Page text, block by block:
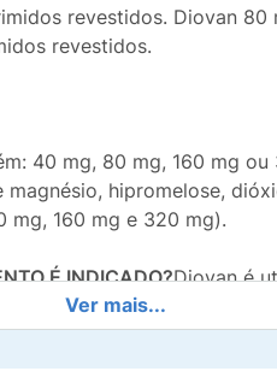
revestidos. Diovan
revestidos.
40 mg, 80 mg, 160 mg
hipromelose,
160 mg e 320 mg).
É INDICADO?Diovan é
recebendo terapêutica
e artérias. Se isto
vascular cerebral,
Ver mais...